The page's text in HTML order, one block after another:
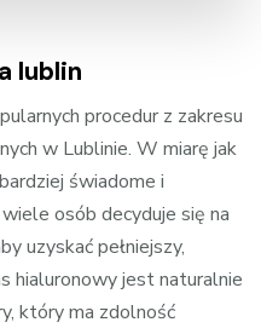
lublin
procedur z zakresu
w Lublinie. W miarę jak
świadome i
osób decyduje się na
uzyskać pełniejszy,
hialuronowy jest naturalnie
który ma zdolność